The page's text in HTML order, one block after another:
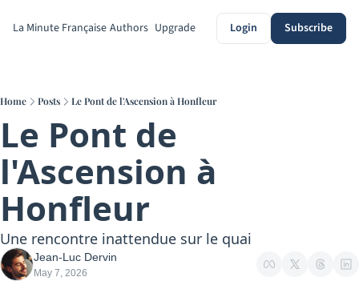
La Minute Française Authors Upgrade Login Subscribe
Home Posts Le Pont de l'Ascension à Honfleur
Le Pont de
l'Ascension à
Honfleur
Une rencontre inattendue sur le quai
Jean-Luc Dervin
May 7, 2026